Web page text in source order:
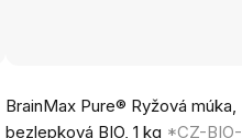
BrainMax Pure® Ryžová múka,
bezlepková BIO, 1 kg *CZ-BIO-
hodnotenie